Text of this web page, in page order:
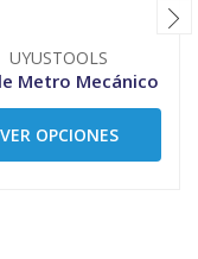
UYUSTOOLS
Metro Mecánico
VER OPCIONES